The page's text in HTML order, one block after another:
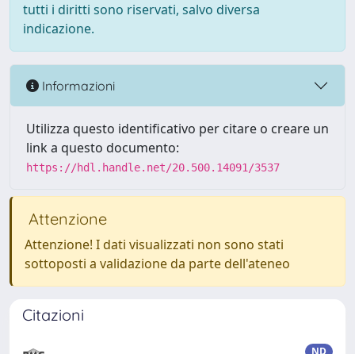
tutti i diritti sono riservati, salvo diversa
indicazione.
Informazioni
Utilizza questo identificativo per citare o creare un
link a questo documento:
https://hdl.handle.net/20.500.14091/3537
Attenzione
Attenzione! I dati visualizzati non sono stati
sottoposti a validazione da parte dell'ateneo
Citazioni